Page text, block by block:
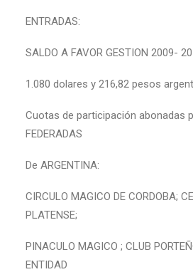
ENTRADAS:
SALDO A FAVOR GESTION 2009-
1.080 dolares y 216,82 pesos
Cuotas de participación abonadas
FEDERADAS
De ARGENTINA:
CIRCULO MAGICO DE CORDOBA;
PLATENSE;
PINACULO MAGICO ; CLUB
ENTIDAD